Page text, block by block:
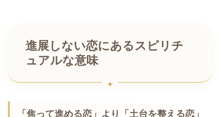
進展しない恋にあるスピリチ
ュアルな意味
「焦って進める恋」より「土台を整える恋」